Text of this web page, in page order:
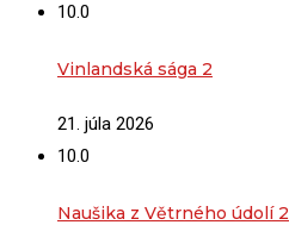
10.0
Vinlandská sága 2
21. júla 2026
10.0
Naušika z Větrného údolí 2